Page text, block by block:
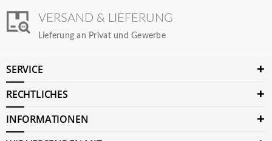
VERSAND & LIEFERUNG
Lieferung an Privat und Gewerbe
SERVICE
RECHTLICHES
INFORMATIONEN